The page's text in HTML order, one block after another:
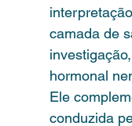
camada de
hormonal
Ele
conduzida